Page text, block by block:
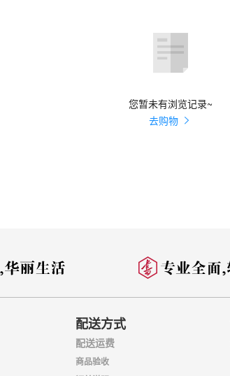
您暂未有浏览记录~
去购物
配送方式
配送运费
商品验收